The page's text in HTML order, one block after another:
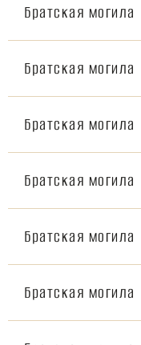
Братская могила
Братская могила
Братская могила
Братская могила
Братская могила
Братская могила